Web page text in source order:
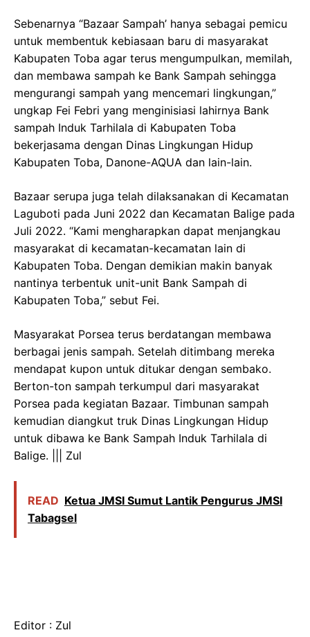
Sebenarnya “Bazaar Sampah’ hanya sebagai pemicu
untuk membentuk kebiasaan baru di masyarakat
Kabupaten Toba agar terus mengumpulkan, memilah,
dan membawa sampah ke Bank Sampah sehingga
mengurangi sampah yang mencemari lingkungan,”
ungkap Fei Febri yang menginisiasi lahirnya Bank
sampah Induk Tarhilala di Kabupaten Toba
bekerjasama dengan Dinas Lingkungan Hidup
Kabupaten Toba, Danone-AQUA dan lain-lain.
Bazaar serupa juga telah dilaksanakan di Kecamatan
Laguboti pada Juni 2022 dan Kecamatan Balige pada
Juli 2022. “Kami mengharapkan dapat menjangkau
masyarakat di kecamatan-kecamatan lain di
Kabupaten Toba. Dengan demikian makin banyak
nantinya terbentuk unit-unit Bank Sampah di
Kabupaten Toba,” sebut Fei.
Masyarakat Porsea terus berdatangan membawa
berbagai jenis sampah. Setelah ditimbang mereka
mendapat kupon untuk ditukar dengan sembako.
Berton-ton sampah terkumpul dari masyarakat
Porsea pada kegiatan Bazaar. Timbunan sampah
kemudian diangkut truk Dinas Lingkungan Hidup
untuk dibawa ke Bank Sampah Induk Tarhilala di
Balige. ||| Zul
READ Ketua JMSI Sumut Lantik Pengurus JMSI
Tabagsel
Editor : Zul